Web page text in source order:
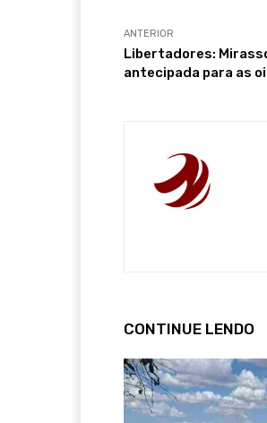
ANTERIOR
Libertadores:
antecipada para as
CONTINUE LENDO